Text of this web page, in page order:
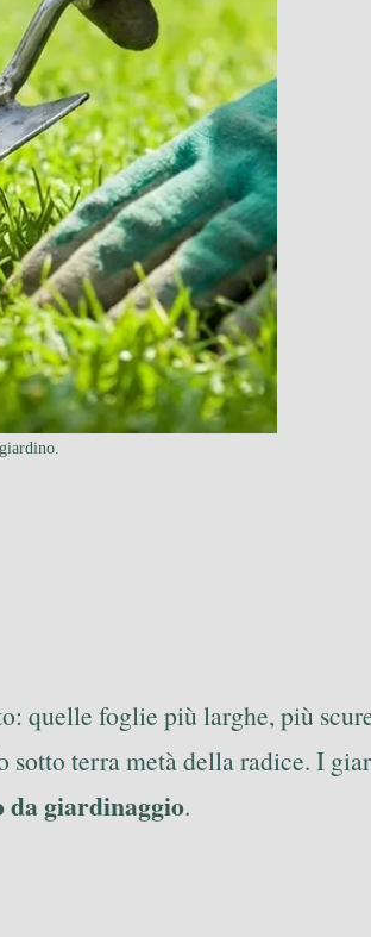
quelle foglie più larghe, più
terra metà della radice. I
da giardinaggio.